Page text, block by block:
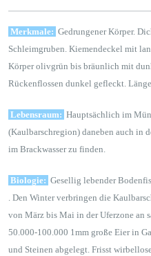
Merkmale: Gedrungener Körper.
Schleimgruben. Kiemendeckel mit
Körper olivgrün bis bräunlich mit
Rückenflossen dunkel gefleckt.
Lebensraum: Hauptsächlich im
(Kaulbarschregion) daneben auch in
im Brackwasser zu finden.
Biologie: Gesellig lebender
. Den Winter verbringen die
von März bis Mai in der Uferzone an
50.000-100.000 1mm große Eier in
und Steinen abgelegt. Frisst